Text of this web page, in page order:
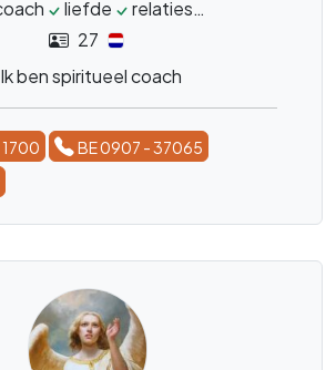
liefde relaties
27
ben spiritueel coach
BE 0907 - 37065